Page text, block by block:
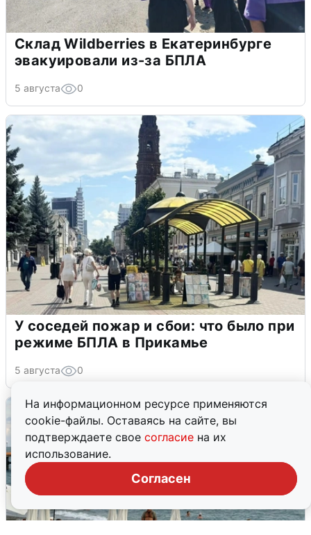
На информационном ресурсе применяются
cookie-файлы. Оставаясь на сайте, вы
подтверждаете свое согласие на их
использование.
Согласен
Склад Wildberries в Екатеринбурге
эвакуировали из-за БПЛА
5 августа 0
У соседей пожар и сбои: что было при
режиме БПЛА в Прикамье
5 августа 0